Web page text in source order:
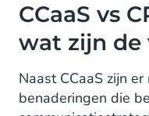
CCaaS vs
wat zijn de
Naast CCaaS zijn
benaderingen die